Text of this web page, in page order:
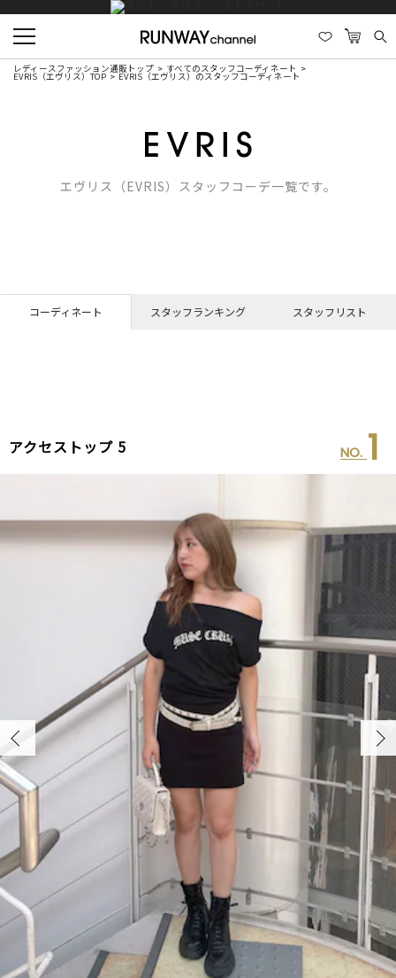
レディースファッション通販トップ すべてのスタッフコーディネート
EVRIS（エヴリス）TOP EVRIS（エヴリス）のスタッフコーディネート
エヴリス（EVRIS）スタッフコーデ一覧です。
コーディネート スタッフランキング スタッフリスト
アクセストップ 5
1